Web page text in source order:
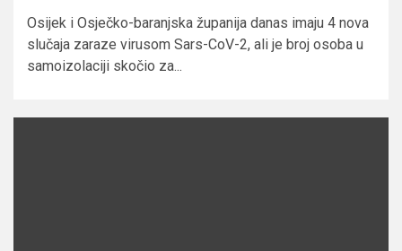
Osijek i Osječko-baranjska županija danas imaju 4 nova
slučaja zaraze virusom Sars-CoV-2, ali je broj osoba u
samoizolaciji skočio za...